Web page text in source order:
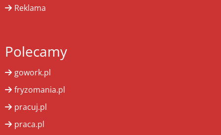
Reklama
Polecamy
gowork.pl
fryzomania.pl
pracuj.pl
praca.pl